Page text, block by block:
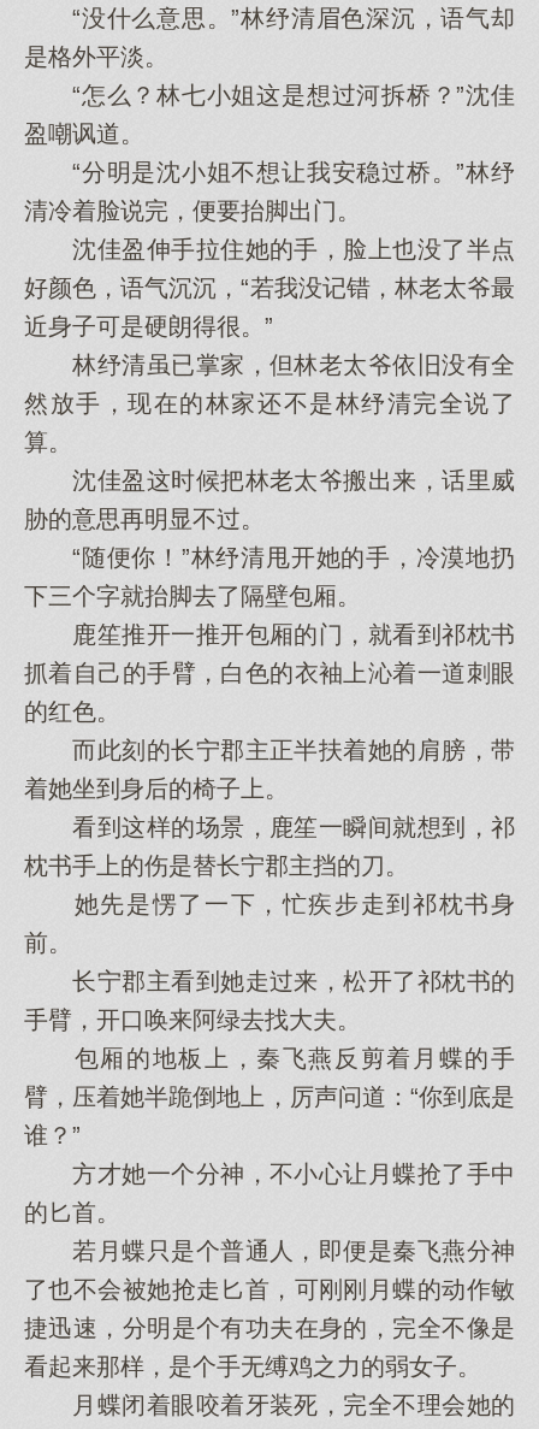
“没什么意思。”林纾清眉色深沉，语气却
是格外平淡。
“怎么？林七小姐这是想过河拆桥？”沈佳
盈嘲讽道。
“分明是沈小姐不想让我安稳过桥。”林纾
清冷着脸说完，便要抬脚出门。
沈佳盈伸手拉住她的手，脸上也没了半点
好颜色，语气沉沉，“若我没记错，林老太爷最
近身子可是硬朗得很。”
林纾清虽已掌家，但林老太爷依旧没有全
然放手，现在的林家还不是林纾清完全说了
算。
沈佳盈这时候把林老太爷搬出来，话里威
胁的意思再明显不过。
“随便你！”林纾清甩开她的手，冷漠地扔
下三个字就抬脚去了隔壁包厢。
鹿笙推开一推开包厢的门，就看到祁枕书
抓着自己的手臂，白色的衣袖上沁着一道刺眼
的红色。
而此刻的长宁郡主正半扶着她的肩膀，带
着她坐到身后的椅子上。
看到这样的场景，鹿笙一瞬间就想到，祁
枕书手上的伤是替长宁郡主挡的刀。
她先是愣了一下，忙疾步走到祁枕书身
前。
长宁郡主看到她走过来，松开了祁枕书的
手臂，开口唤来阿绿去找大夫。
包厢的地板上，秦飞燕反剪着月蝶的手
臂，压着她半跪倒地上，厉声问道：“你到底是
谁？”
方才她一个分神，不小心让月蝶抢了手中
的匕首。
若月蝶只是个普通人，即便是秦飞燕分神
了也不会被她抢走匕首，可刚刚月蝶的动作敏
捷迅速，分明是个有功夫在身的，完全不像是
看起来那样，是个手无缚鸡之力的弱女子。
月蝶闭着眼咬着牙装死，完全不理会她的